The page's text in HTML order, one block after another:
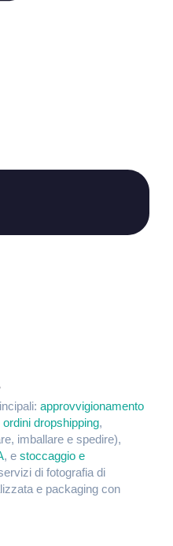
approvvigionamento
dropshipping,
imballare e spedire),
, e stoccaggio e
di fotografia di
e packaging con